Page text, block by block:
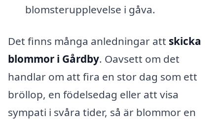
blomsterupplevelse i gåva.
Det finns många anledningar att skicka
blommor i Gårdby. Oavsett om det
handlar om att fira en stor dag som ett
bröllop, en födelsedag eller att visa
sympati i svåra tider, så är blommor en